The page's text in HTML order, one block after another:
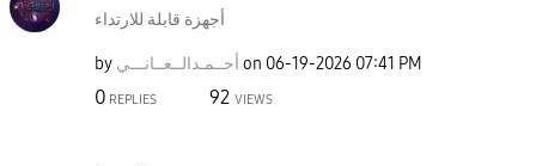
أجهزة قابلة للارتداء
by أحــمـدالــعــانـــي on ‎06-19-2026 07:41 PM
0 REPLIES 92 VIEWS